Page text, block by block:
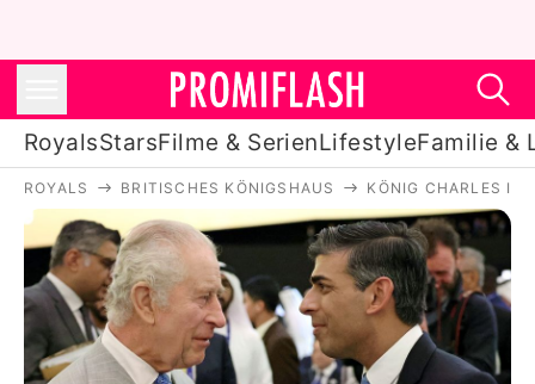
RoyalsStarsFilme & SerienLifestyleFamilie &
Royals
Filme & Serien
Lifestyle
ROYALS BRITISCHES KÖNIGSHAUS KÖNIG CHARLES III.